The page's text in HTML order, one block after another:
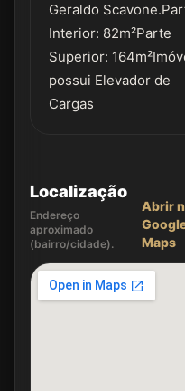
Geraldo
Interior: 82m²Parte
Superior:
possui Elevador de
Cargas
Localização
Endereço
aproximado
(bairro/cidade).
Abrir
Maps